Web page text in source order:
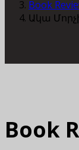
Book
Ակա
Book